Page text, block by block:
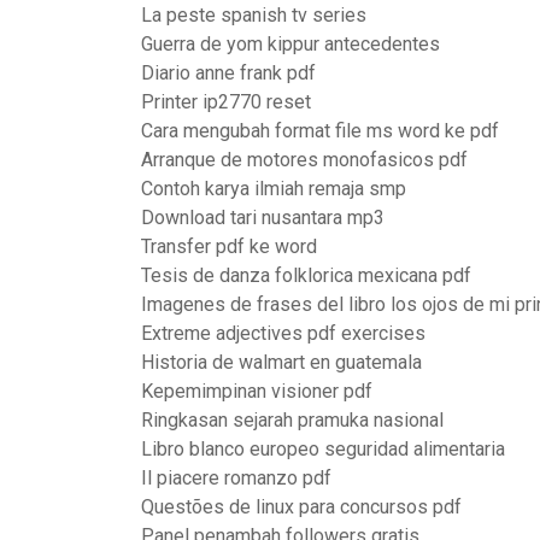
La peste spanish tv series
Guerra de yom kippur antecedentes
Diario anne frank pdf
Printer ip2770 reset
Cara mengubah format file ms word ke pdf
Arranque de motores monofasicos pdf
Contoh karya ilmiah remaja smp
Download tari nusantara mp3
Transfer pdf ke word
Tesis de danza folklorica mexicana pdf
Imagenes de frases del libro los ojos de mi
Extreme adjectives pdf exercises
Historia de walmart en guatemala
Kepemimpinan visioner pdf
Ringkasan sejarah pramuka nasional
Libro blanco europeo seguridad alimentaria
Il piacere romanzo pdf
Questões de linux para concursos pdf